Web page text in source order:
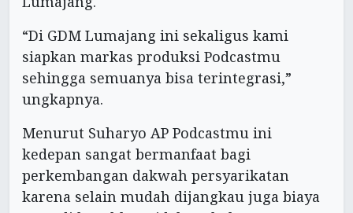
“Di GDM Lumajang ini sekaligus kami
siapkan markas produksi Podcastmu
sehingga semuanya bisa terintegrasi,”
ungkapnya.
Menurut Suharyo AP Podcastmu ini
kedepan sangat bermanfaat bagi
perkembangan dakwah persyarikatan
karena selain mudah dijangkau juga biaya